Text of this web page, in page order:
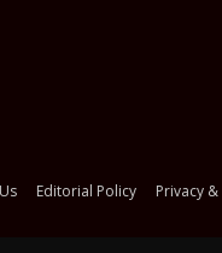
Editorial Policy Privacy